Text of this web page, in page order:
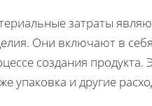
затраты
Они включают в
создания
упаковка и другие